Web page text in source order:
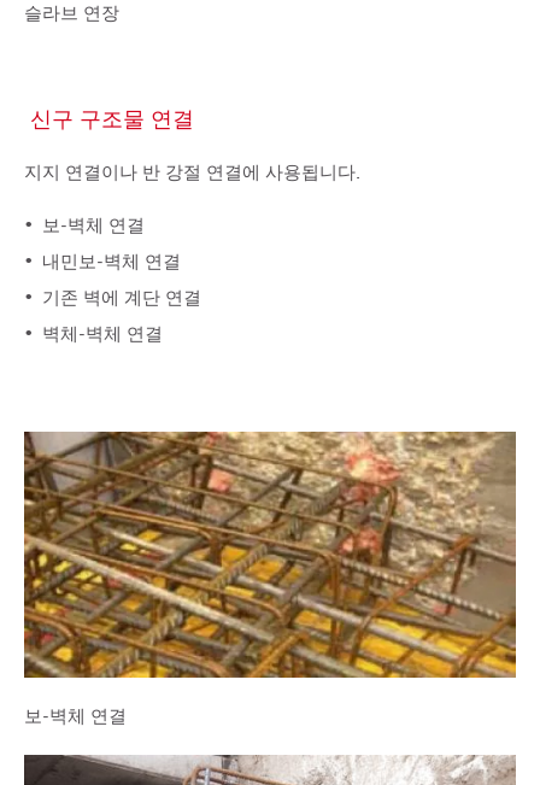
슬라브 연장
신구 구조물 연결
지지 연결이나 반 강절 연결에 사용됩니다.
보-벽체 연결
내민보-벽체 연결
기존 벽에 계단 연결
벽체-벽체 연결
보-벽체 연결